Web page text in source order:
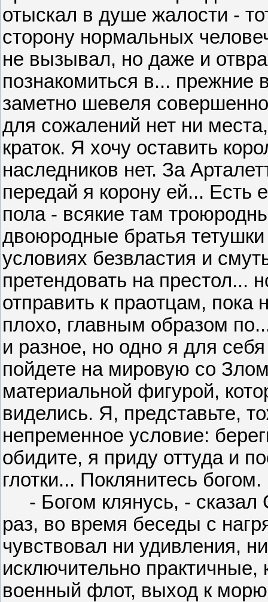
отыскал в душе жалости -
сторону нормальных
не вызывал, но даже и
познакомиться в... прежние
заметно шевеля
для сожалений нет ни
краток. Я хочу оставить
наследников нет. За
передай я корону ей... Есть
пола - всякие там
двоюродные братья
условиях безвластия и
претендовать на
отправить к праотцам, пока
плохо, главным образом
и разное, но одно я для
пойдете на мировую со
материальной фигурой,
виделись. Я, представьте,
непременное условие:
обидите, я приду оттуда и
глотки... Поклянитесь богом.
- Богом клянусь, - сказал
раз, во время беседы с
чувствовал ни удивления,
исключительно
военный флот, выход к